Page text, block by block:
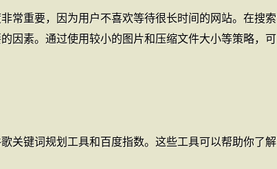
常重要，因为用户不喜欢等待很长时间的网站。在搜索
因素。通过使用较小的图片和压缩文件大小等策略，可
关键词规划工具和百度指数。这些工具可以帮助你了解